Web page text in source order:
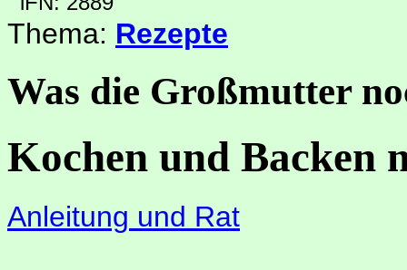
Thema: Rezepte
Was die Großmutter
Kochen und Backen
Anleitung und Rat